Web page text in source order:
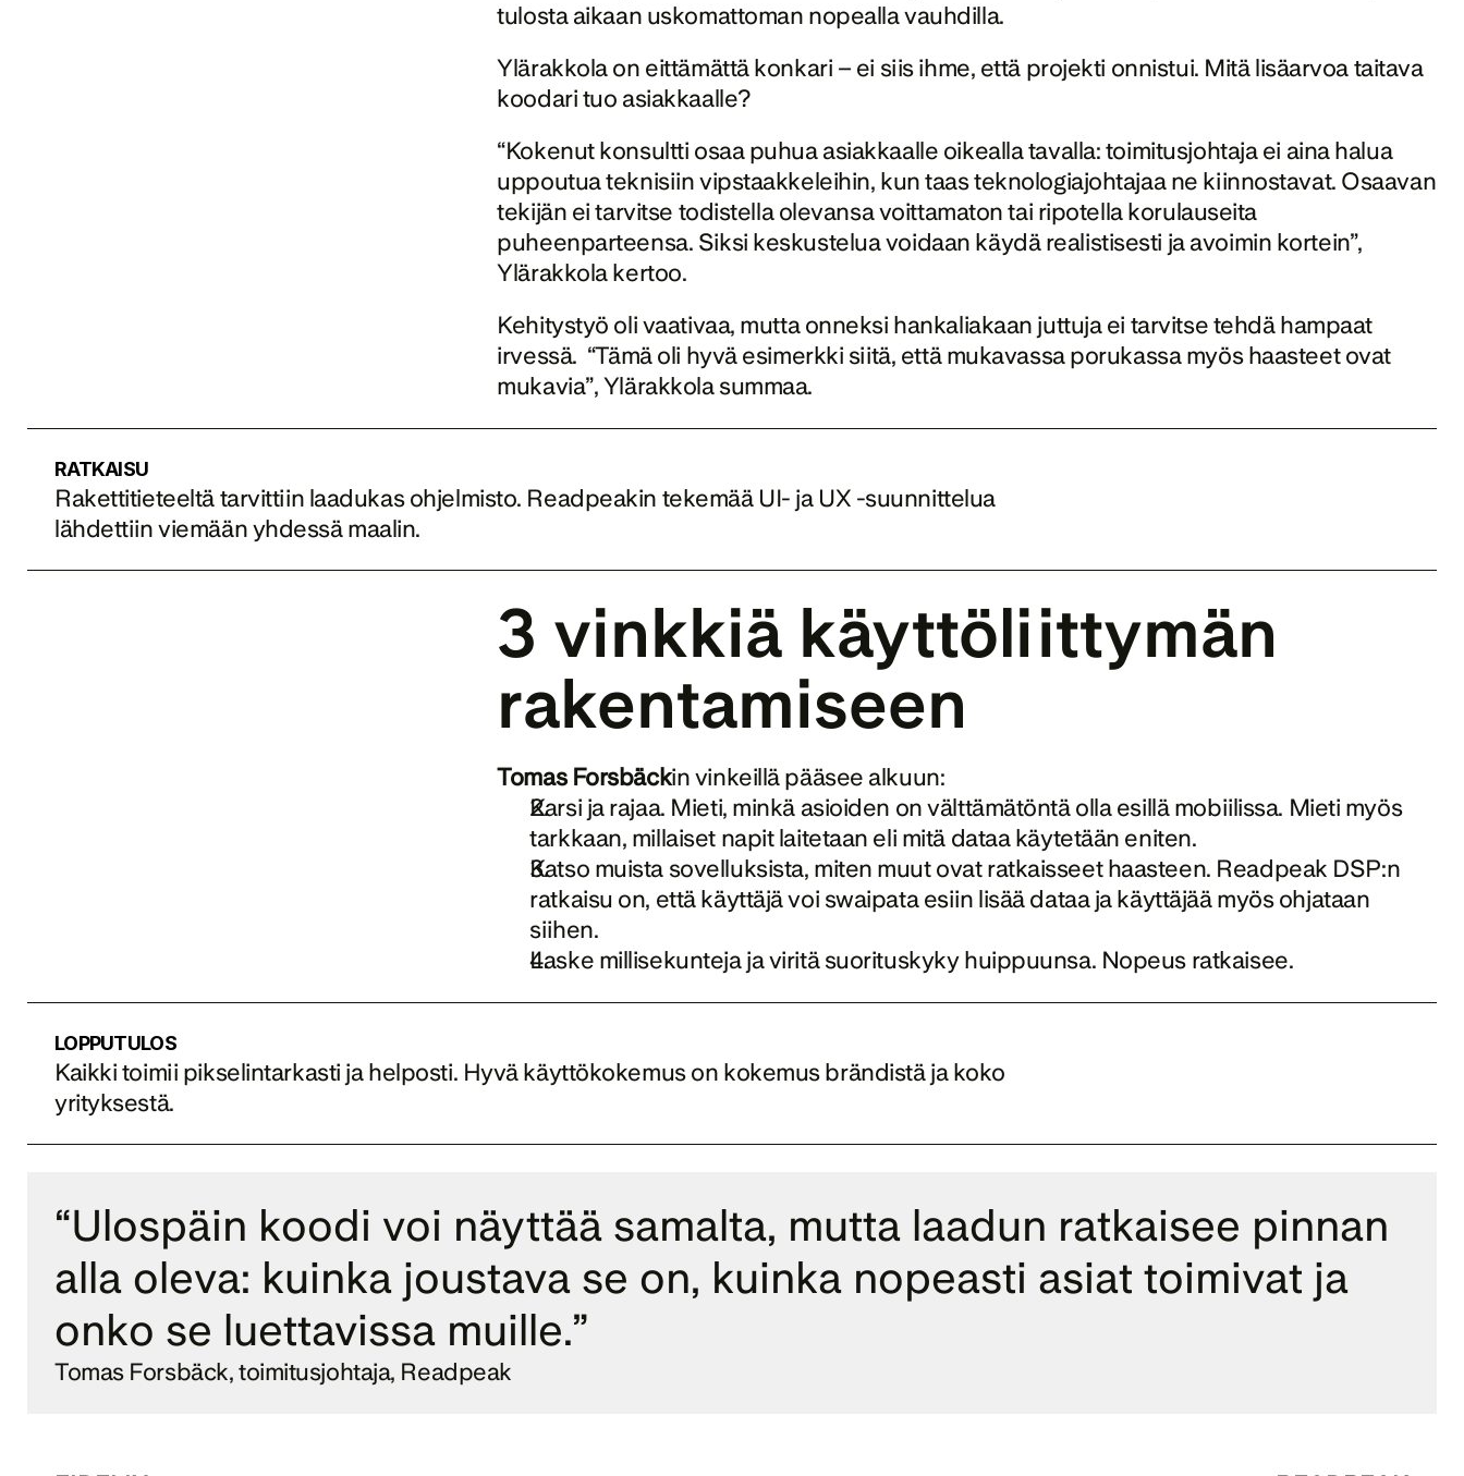
tulosta aikaan uskomattoman nopealla vauhdilla.
Ylärakkola on eittämättä konkari – ei siis ihme, että projekti onnistui. Mitä lisäarvoa taitava
koodari tuo asiakkaalle?
“Kokenut konsultti osaa puhua asiakkaalle oikealla tavalla: toimitusjohtaja ei aina halua
uppoutua teknisiin vipstaakkeleihin, kun taas teknologiajohtajaa ne kiinnostavat. Osaavan
tekijän ei tarvitse todistella olevansa voittamaton tai ripotella korulauseita
puheenparteensa. Siksi keskustelua voidaan käydä realistisesti ja avoimin kortein”,
Ylärakkola kertoo.
Kehitystyö oli vaativaa, mutta onneksi hankaliakaan juttuja ei tarvitse tehdä hampaat
irvessä.  “Tämä oli hyvä esimerkki siitä, että mukavassa porukassa myös haasteet ovat
mukavia”, Ylärakkola summaa.
RATKAISU
Rakettitieteeltä tarvittiin laadukas ohjelmisto. Readpeakin tekemää UI- ja UX -suunnittelua
lähdettiin viemään yhdessä maalin.
3 vinkkiä käyttöliittymän
rakentamiseen
Tomas Forsbäckin vinkeillä pääsee alkuun:
Karsi ja rajaa. Mieti, minkä asioiden on välttämätöntä olla esillä mobiilissa. Mieti myös
tarkkaan, millaiset napit laitetaan eli mitä dataa käytetään eniten.
Katso muista sovelluksista, miten muut ovat ratkaisseet haasteen. Readpeak DSP:n
ratkaisu on, että käyttäjä voi swaipata esiin lisää dataa ja käyttäjää myös ohjataan
siihen.
Laske millisekunteja ja viritä suorituskyky huippuunsa. Nopeus ratkaisee.
LOPPUTULOS
Kaikki toimii pikselintarkasti ja helposti. Hyvä käyttökokemus on kokemus brändistä ja koko
yrityksestä.
“Ulospäin koodi voi näyttää samalta, mutta laadun ratkaisee pinnan
alla oleva: kuinka joustava se on, kuinka nopeasti asiat toimivat ja
onko se luettavissa muille.”
Tomas Forsbäck, toimitusjohtaja, Readpeak